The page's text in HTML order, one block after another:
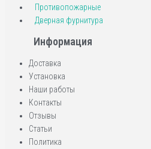
Противопожарные
Дверная фурнитура
Информация
Доставка
Установка
Наши работы
Контакты
Отзывы
Статьи
Политика